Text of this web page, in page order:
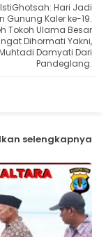
IstiGhotsah: Hari Jadi
Gunung Kaler ke-19.
Tokoh Ulama Besar
Dihormati Yakni,
Damyati Dari
Pandeglang.
selengkapnya